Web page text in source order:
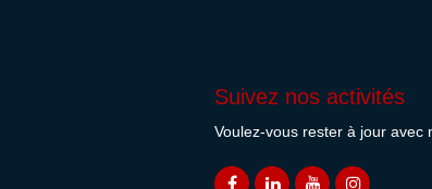
Suivez nos activités
Voulez-vous rester à jour avec